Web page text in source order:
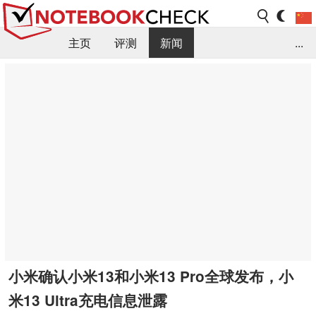
主页 评测
新闻
...
小米确认小米13和小米13 Pro全球发布，小
米13 Ultra充电信息泄露